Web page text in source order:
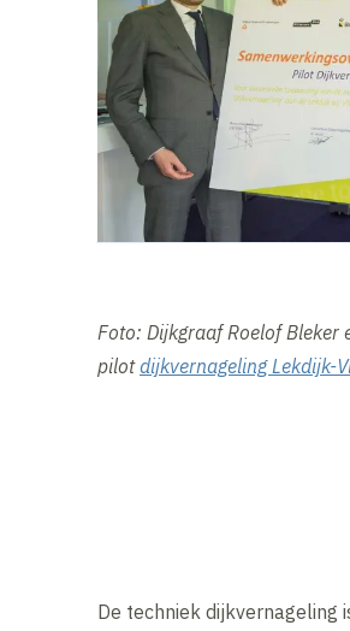
Foto: Dijkgraaf Roelof Bleker
pilotdijkvernageling Lekdijk-
De techniek dijkvernageling